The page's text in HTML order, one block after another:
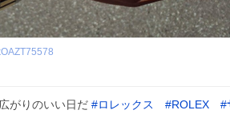
がりのいい日だ #ロレックス #ROLEX #